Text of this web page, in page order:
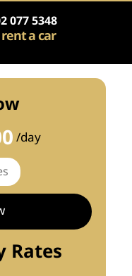
077 5348
a car
/day
Rates